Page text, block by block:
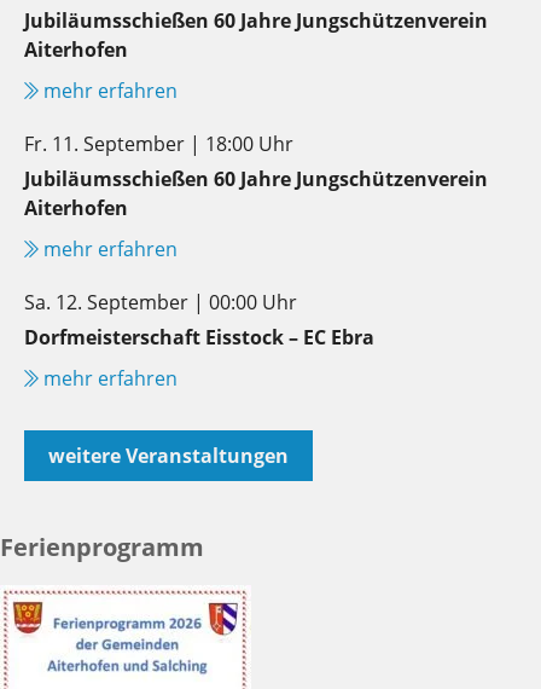
Jubiläumsschießen 60 Jahre Jungschützenverein
Aiterhofen
mehr erfahren
Fr. 11. September | 18:00 Uhr
Jubiläumsschießen 60 Jahre Jungschützenverein
Aiterhofen
mehr erfahren
Sa. 12. September | 00:00 Uhr
Dorfmeisterschaft Eisstock – EC Ebra
mehr erfahren
weitere Veranstaltungen
Ferienprogramm